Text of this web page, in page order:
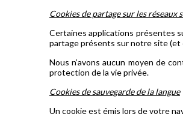
Cookies de partage sur les réseaux
Certaines applications présentes
partage présents sur notre site (et
Nous n’avons aucun moyen de
protection de la vie privée.
Cookies de sauvegarde de la langue
Un cookie est émis lors de votre